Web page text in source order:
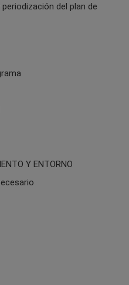
del plan de
Y ENTORNO